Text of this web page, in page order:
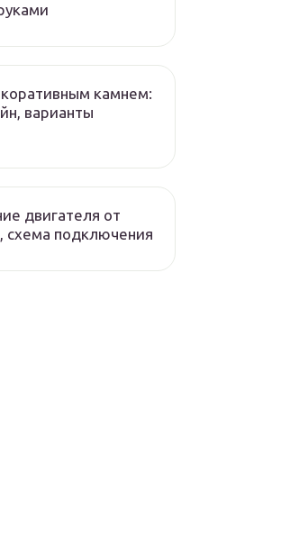
камнем:
варианты
двигателя от
схема подключения